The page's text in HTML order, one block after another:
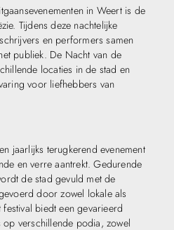
in Weert is de
Tijdens deze nachtelijke
en performers samen
publiek. De Nacht van de
locaties in de stad en
voor liefhebbers van
jaarlijks terugkerend evenement
en verre aantrekt. Gedurende
de stad gevuld met de
door zowel lokale als
biedt een gevarieerd
verschillende podia, zowel